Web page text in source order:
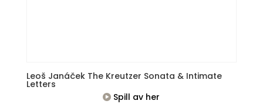
Leoš Janáček The Kreutzer Sonata & Intimate
Letters
Spill av her